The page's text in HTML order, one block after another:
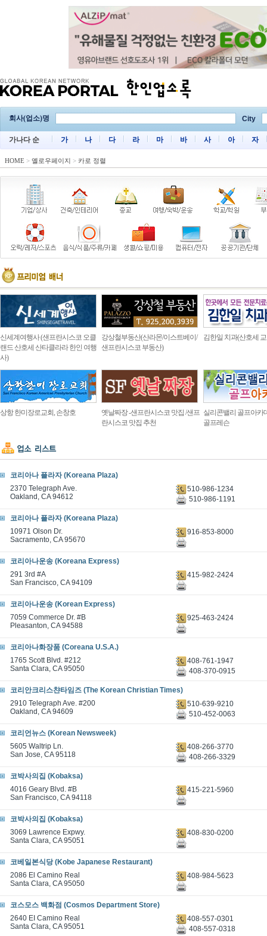
회사(업소)명 City
가나다 순 가 나 다 라 마 바 사 아 자
HOME > 옐로우페이지 > 카로 정렬
신세계여행사 (샌프란시스코 오클
랜드 산호세 산타클라라 한인 여행
사)
강상철부동산(산라몬/이스트베이/
샌프란시스코 부동산)
김한일 치과(산호세
상항 한미장로교회, 손창호
옛날짜장 -샌프란시스코 맛집 /샌프
란시스코 맛집 추천
실리콘밸리 골프아카
골프레슨
코리아나 플라자 (Koreana Plaza)
2370 Telegraph Ave.
Oakland, CA 94612
510-986-1234
510-986-1191
코리아나 플라자 (Koreana Plaza)
10971 Olson Dr.
Sacramento, CA 95670
916-853-8000
코리아나운송 (Koreana Express)
291 3rd #A
San Francisco, CA 94109
415-982-2424
코리아나운송 (Korean Express)
7059 Commerce Dr. #B
Pleasanton, CA 94588
925-463-2424
코리아나화장품 (Coreana U.S.A.)
1765 Scott Blvd. #212
Santa Clara, CA 95050
408-761-1947
408-370-0915
코리안크리스챤타임즈 (The Korean Christian Times)
2910 Telegraph Ave. #200
Oakland, CA 94609
510-639-9210
510-452-0063
코리언뉴스 (Korean Newsweek)
5605 Waltrip Ln.
San Jose, CA 95118
408-266-3770
408-266-3329
코박사의집 (Kobaksa)
4016 Geary Blvd. #B
San Francisco, CA 94118
415-221-5960
코박사의집 (Kobaksa)
3069 Lawrence Expwy.
Santa Clara, CA 95051
408-830-0200
코베일본식당 (Kobe Japanese Restaurant)
2086 El Camino Real
Santa Clara, CA 95050
408-984-5623
코스모스 백화점 (Cosmos Department Store)
2640 EI Camino Real
Santa Clara, CA 95051
408-557-0301
408-557-0318